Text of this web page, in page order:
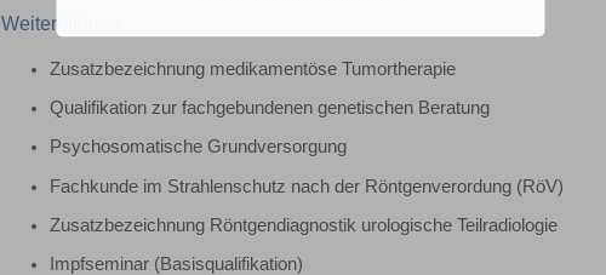
Weiterbildung
Zusatzbezeichnung medikamentöse Tumortherapie
Qualifikation zur fachgebundenen genetischen Beratung
Psychosomatische Grundversorgung
Fachkunde im Strahlenschutz nach der Röntgenverordung (RöV)
Zusatzbezeichnung Röntgendiagnostik urologische Teilradiologie
Impfseminar (Basisqualifikation)